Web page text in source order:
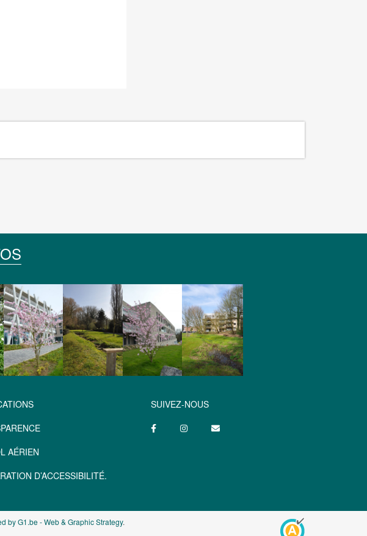
AÉRIEN
D’ACCESSIBILITÉ.
SUIVEZ-NOUS
by G1.be - Web & Graphic Strategy.